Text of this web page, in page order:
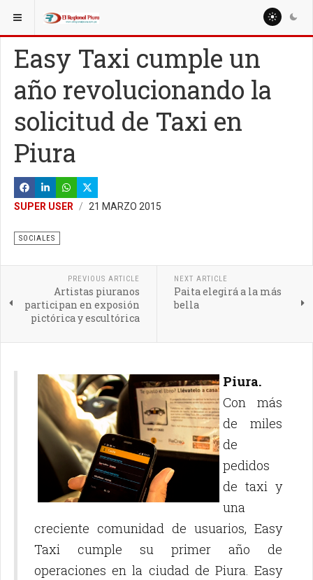
ESTÁ AQUÍ: MISCELANEAS
Easy Taxi cumple un
año revolucionando la
solicitud de Taxi en
Piura
SUPER USER 21 MARZO 2015
SOCIALES
PREVIOUS ARTICLE
Artistas piuranos
participan en exposión
pictórica y escultórica
NEXT ARTICLE
Paita elegirá a la más
bella
Piura.
Con más
de miles
de
pedidos
de taxi y
una
creciente comunidad de usuarios, Easy
Taxi cumple su primer año de
operaciones en la ciudad de Piura. Easy